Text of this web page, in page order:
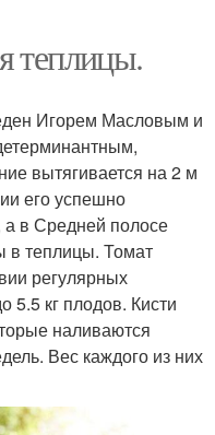
теплицы.
Игорем Масловым и
вытягивается на 2 м
его успешно
в Средней полосе
в теплицы. Томат
регулярных
5.5 кг плодов. Кисти
наливаются
Вес каждого из них